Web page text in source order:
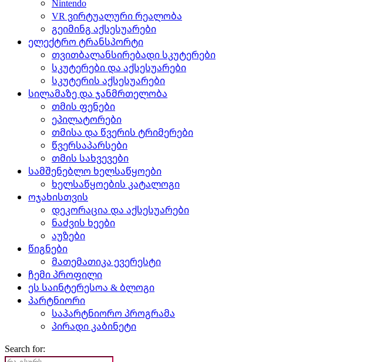
Nintendo
VR ვირტუალური რეალობა
გეიმინგ აქსესუარები
ელექტრო ტრანსპორტი
თვითბალანსირებადი სკუტერები
სკუტერები და აქსესუარები
სკუტერის აქსესუარები
სილამაზე და ჯანმრთელობა
თმის ფენები
ეპილატორები
თმისა და წვერის ტრიმერები
წვერსაპარსები
თმის სახვევები
სამშენებლო ხელსაწყოები
ხელსაწყოების კატალოგი
ოჯახისთვის
დეკორაცია და აქსესუარები
ნაძვის ხეები
აუზები
წიგნები
მათემათიკა ევერესტი
ჩემი პროფილი
ეს საინტერესოა & ბლოგი
პარტნიორი
საპარტნიორო პროგრამა
პირადი კაბინეტი
Search for: